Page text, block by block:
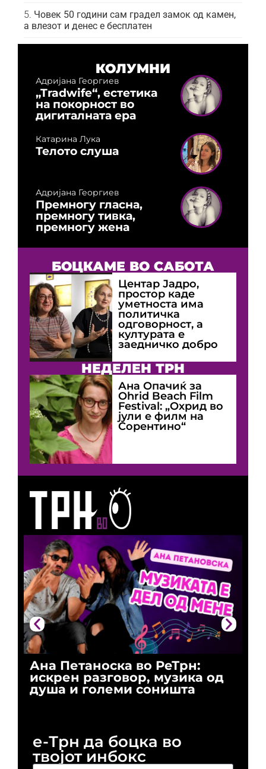
Човек 50 години сам градел замок од камен,
а влезот и денес е бесплатен
Ана Петаноска во РеТрн:
искрен разговор, музика од
душа и големи соништа
КОЛУМНИ
Адријана Георгиев
„Tradwife“, естетика
на покорност во
дигиталната ера
Катарина Лука
Телото слуша
Адријана Георгиев
Премногу гласна,
премногу тивка,
премногу жена
БОЦКАМЕ ВО САБОТА
Центар Јадро,
простор каде
уметноста има
политичка
одговорност, а
културата е
заедничко добро
НЕДЕЛЕН ТРН
Ана Опачиќ за
Оhrid Beach Film
Festival: „Охрид во
јули е филм на
Сорентино“
е-Трн да боцка во
твојот инбокс